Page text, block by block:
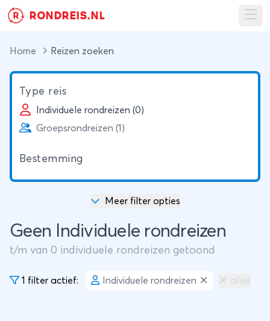
R RONDREIS.NL
Home Reizen zoeken
Type reis
Individuele rondreizen (0)
Groepsrondreizen (1)
Bestemming
Meer filter opties
Geen Individuele rondreizen
t/m van 0 individuele rondreizen getoond
1 filter actief: Individuele rondreizen alles